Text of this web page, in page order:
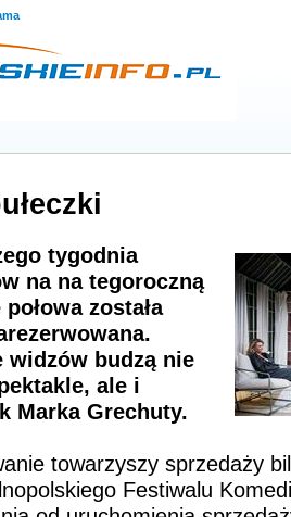
tygodnia
na na tegoroczną
została
widzów budzą nie
ale i
Marka Grechuty.
towarzyszy sprzedaży
Festiwalu